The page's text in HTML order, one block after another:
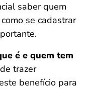
saber quem
se cadastrar
é e quem tem
trazer
benefício para